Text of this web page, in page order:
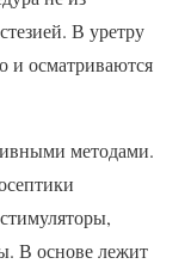
В уретру
и осматриваются
методами.
В основе лежит